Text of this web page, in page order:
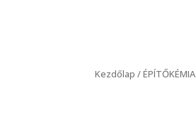
Kezdőlap /ÉPÍTŐKÉMIA